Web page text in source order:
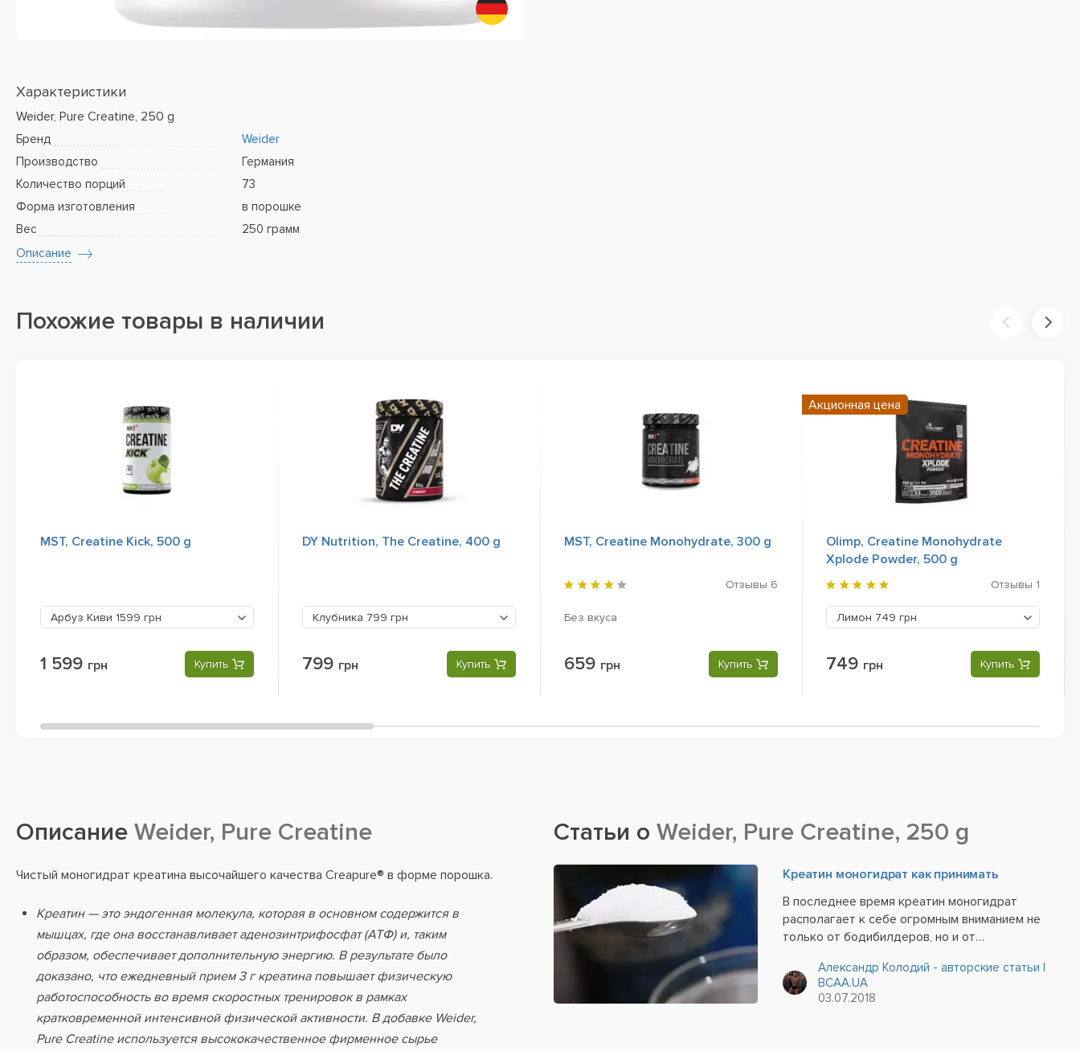
Характеристики
Weider, Pure Creatine, 250 g
Бренд
Weider
Производство
Германия
Количество порций
73
Форма изготовления
в порошке
Вес
250 грамм
Описание
Похожие товары в наличии
MST, Creatine Kick, 500 g
Арбуз Киви 1599 грн
1 599 грн Купить
DY Nutrition, The Creatine, 400 g
Клубника 799 грн
799 грн Купить
MST, Creatine Monohydrate, 300 g
Отзывы 6
Без вкуса
659 грн Купить
Olimp, Creatine Monohydrate
Xplode Powder, 500 g
Отзывы 1
Лимон 749 грн
749 грн Купить
Акционная цена
Описание Weider, Pure Creatine
Чистый моногидрат креатина высочайшего качества Creapure® в форме порошка.
Креатин — это эндогенная молекула, которая в основном содержится в
мышцах, где она восстанавливает аденозинтрифосфат (АТФ) и, таким
образом, обеспечивает дополнительную энергию. В результате было
доказано, что ежедневный прием 3 г креатина повышает физическую
работоспособность во время скоростных тренировок в рамках
кратковременной интенсивной физической активности. В добавке Weider,
Pure Creatine используется высококачественное фирменное сырье
Статьи о Weider, Pure Creatine, 250 g
Креатин моногидрат как принимать
В последнее время креатин моногидрат
располагает к себе огромным вниманием не
только от бодибилдеров, но и от
высокой эффективности и популярности
существует огромное количество разных
Александр Колодий - авторские статьи |
BCAA.UA
03.07.2018